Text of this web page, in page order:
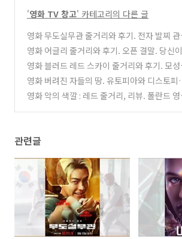
'영화 TV 창고' 카테고리의 다른 글
영화 무도실무관 줄거리와 후기. 전자 발찌
하는 이 직업은 처음이야!
(0)
영화 어글리 줄거리와 후기. 오픈 결말. 당신
면 어떤 결말을?
(0)
영화 블러드 레드 스카이 줄거리와 후기. 모
는 빛났다. 그러나...
(7)
영화 버려진 자들의 땅. 유토피아와 디스토피
가 공존하는 황색 벌판의 삶
(4)
영화 악의 색깔 : 레드 줄거리, 리뷰. 폴란드
관련글